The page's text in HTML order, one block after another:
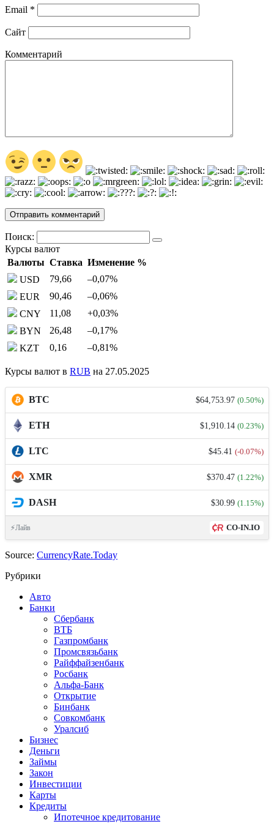
Email *
Сайт
Комментарий
Поиск:
Курсы валют
Валюты Ставка Изменение %
USD
79,66 –0,07%
EUR
90,46 –0,06%
CNY
11,08 +0,03%
BYN
26,48 –0,17%
KZT
0,16 –0,81%
Курсы валют в RUB на 27.05.2025
BTC $64,753.97 (0.50%)
ETH $1,910.14 (0.23%)
LTC $45.41 (-0.07%)
XMR $370.47 (1.22%)
DASH $30.99 (1.15%)
⚡Лайв CO-IN.IO
Source: CurrencyRate.Today
Рубрики
Авто
Банки
Сбербанк
ВТБ
Газпромбанк
Промсвязьбанк
Райффайзенбанк
Росбанк
Альфа-Банк
Открытие
Бинбанк
Совкомбанк
Уралсиб
Бизнес
Деньги
Займы
Закон
Инвестиции
Карты
Кредиты
Ипотечное кредитование